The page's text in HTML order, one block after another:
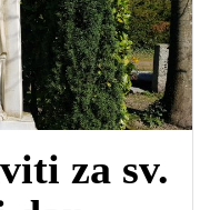
za sv.